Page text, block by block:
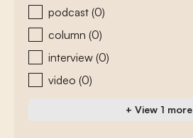
podcast (0)
column (0)
interview (0)
video (0)
+ View 1 more